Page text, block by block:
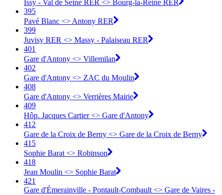
Issy - Val de Seine RER <> Bourg-la-Reine RER
395
Pavé Blanc <> Antony RER
399
Juvisy RER <> Massy - Palaiseau RER
401
Gare d'Antony <>︎ Villemilan
402
Gare d'Antony <>︎ ZAC du Moulin
408
Gare d'Antony <>︎ Verrières Mairie
409
Hôp. Jacques Cartier <>︎ Gare d'Antony
412
Gare de la Croix de Berny <>︎ Gare de la Croix de Berny
415
Sophie Barat <>︎ Robinson
418
Jean Moulin <>︎ Sophie Barat
421
Gare d'Émerainville - Pontault-Combault <> Gare de Vaires -